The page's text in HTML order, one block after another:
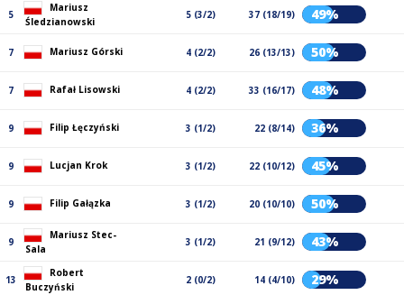
5
Mariusz
Śledzianowski
5 (3/2) 37 (18/19) 49%
7 Mariusz Górski 4 (2/2) 26 (13/13) 50%
7 Rafał Lisowski 4 (2/2) 33 (16/17) 48%
9 Filip Łęczyński 3 (1/2) 22 (8/14) 36%
9 Lucjan Krok 3 (1/2) 22 (10/12) 45%
9 Filip Gałązka 3 (1/2) 20 (10/10) 50%
9
Mariusz Stec-
Sala
3 (1/2) 21 (9/12) 43%
13
Robert
Buczyński
2 (0/2) 14 (4/10) 29%